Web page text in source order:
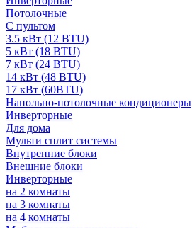
Потолочные
С пультом
3.5 кВт (12 BTU)
5 кВт (18 BTU)
7 кВт (24 BTU)
14 кВт (48 BTU)
17 кВт (60BTU)
Напольно-потолочные кондиционеры
Инверторные
Для дома
Мульти сплит системы
Внутренние блоки
Внешние блоки
Инверторные
на 2 комнаты
на 3 комнаты
на 4 комнаты